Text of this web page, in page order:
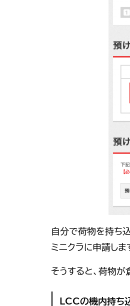
自分で荷物を持ち
ミニクラに申請しま
そうすると、荷物が
LCCの機内持ち